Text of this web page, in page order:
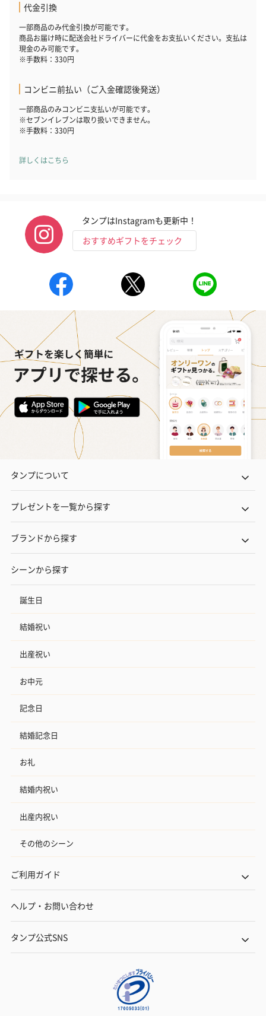
ハンドタオル・ハンカチを同梱してお届けいたします。ギフトへ
の＋αにおすすめです。
キャンドル・お香
キャンドル・お香を同梱してお届けいたします。
フラッグカプセル：イ
ンセンススティック
（END）（880円）
フラッグカプセル：イ
ンセンススティック
（St.OSMANTHUS）
（880円）
ショートイン
（GRAPE
（880円）
おつまみ・その他
お酒にぴったりのおつまみ・サプリを同梱してお届けいたしま
いぶりがっことチーズ
代金引換
一部商品のみ代金引換が可能です。
商品お届け時に配送会社ドライバーに代金をお支払いください。支払は
現金のみ可能です。
※手数料：330円
コンビニ前払い（ご入金確認後発送）
一部商品のみコンビニ支払いが可能です。
※セブンイレブンは取り扱いできません。
※手数料：330円
詳しくはこちら
タンプはInstagramも更新中！
おすすめギフトをチェック
タンプについて
プレゼントを一覧から探す
ブランドから探す
シーンから探す
誕生日
結婚祝い
出産祝い
お中元
記念日
結婚記念日
お礼
結婚内祝い
出産内祝い
その他のシーン
ご利用ガイド
ヘルプ・お問い合わせ
タンプ公式SNS